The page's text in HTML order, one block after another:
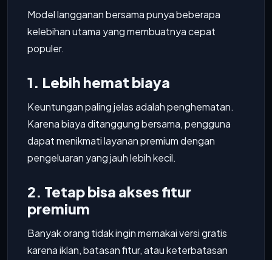
Model langganan bersama punya beberapa
kelebihan utama yang membuatnya cepat
populer.
1. Lebih hemat biaya
Keuntungan paling jelas adalah penghematan.
Karena biaya ditanggung bersama, pengguna
dapat menikmati layanan premium dengan
pengeluaran yang jauh lebih kecil.
2. Tetap bisa akses fitur
premium
Banyak orang tidak ingin memakai versi gratis
karena iklan, batasan fitur, atau keterbatasan